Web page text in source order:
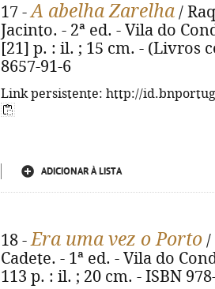
17 -A abelha Zarelha /
Jacinto. - 2ª ed. - Vila do
[21] p. : il. ; 15 cm. - (Livros
8657-91-6
Link persistente: http://
ADICIONAR À LISTA
18 -Era uma vez o Porto /
Cadete. - 1ª ed. - Vila do
113 p. : il. ; 20 cm. - ISBN